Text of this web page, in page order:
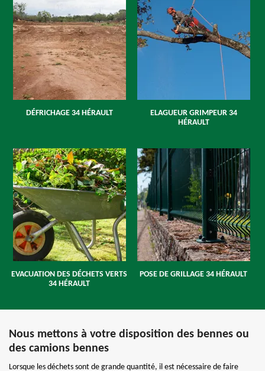
DÉFRICHAGE 34 HÉRAULT
ELAGUEUR GRIMPEUR 34
HÉRAULT
EVACUATION DES DÉCHETS VERTS
34 HÉRAULT
POSE DE GRILLAGE 34 HÉRAULT
Nous mettons à votre disposition des bennes ou
des camions bennes
Lorsque les déchets sont de grande quantité, il est nécessaire de faire